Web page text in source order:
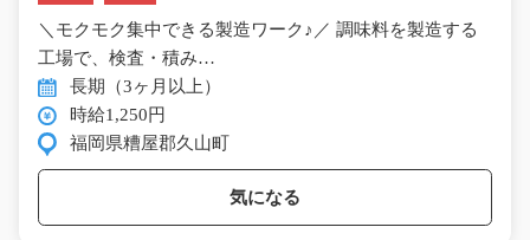
＼モクモク集中できる製造ワーク♪／ 調味料を製造する
工場で、検査・積み…
長期（3ヶ月以上）
時給1,250円
福岡県糟屋郡久山町
気になる